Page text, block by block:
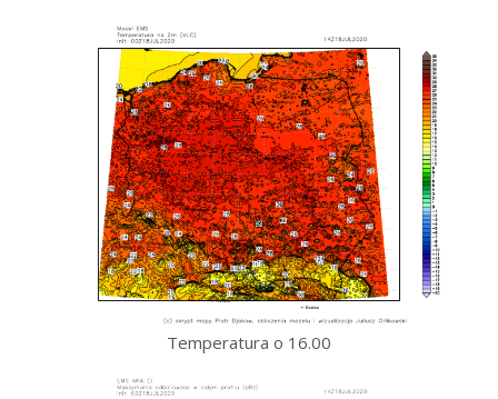
Temperatura o 16.00